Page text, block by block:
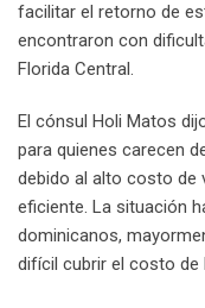
facilitar el retorno de
encontraron con
Florida Central.
El cónsul Holi Matos
para quienes carecen
debido al alto costo de
eficiente. La situación
dominicanos,
difícil cubrir el costo de